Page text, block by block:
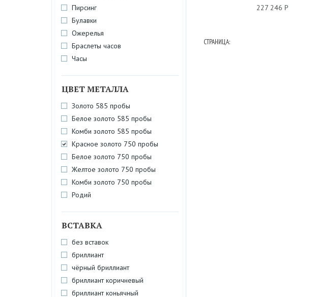
Пирсинг
Булавки
Ожерелья
Браслеты часов
Часы
ЦВЕТ МЕТАЛЛА
Золото 585 пробы
Белое золото 585 пробы
Комби золото 585 пробы
Красное золото 750 пробы
Белое золото 750 пробы
Желтое золото 750 пробы
Комби золото 750 пробы
Родий
ВСТАВКА
без вставок
бриллиант
чёрный бриллиант
бриллиант коричневый
бриллиант коньячный
227 246 Р
СТРАНИЦА: